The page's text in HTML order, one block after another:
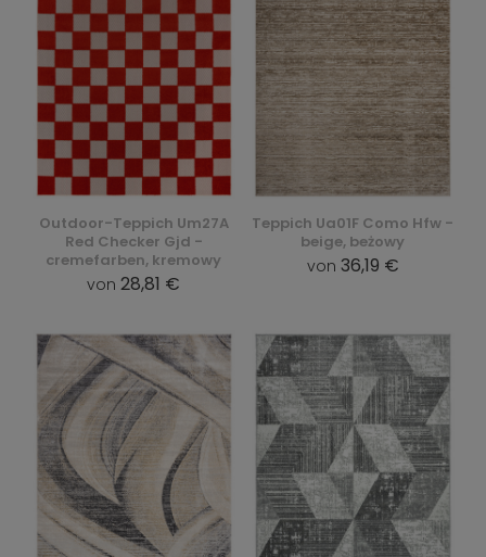
Outdoor-Teppich Um27A
Red Checker Gjd -
cremefarben, kremowy
von 28,81 €
Teppich Ua01F Como Hfw -
beige, beżowy
von 36,19 €